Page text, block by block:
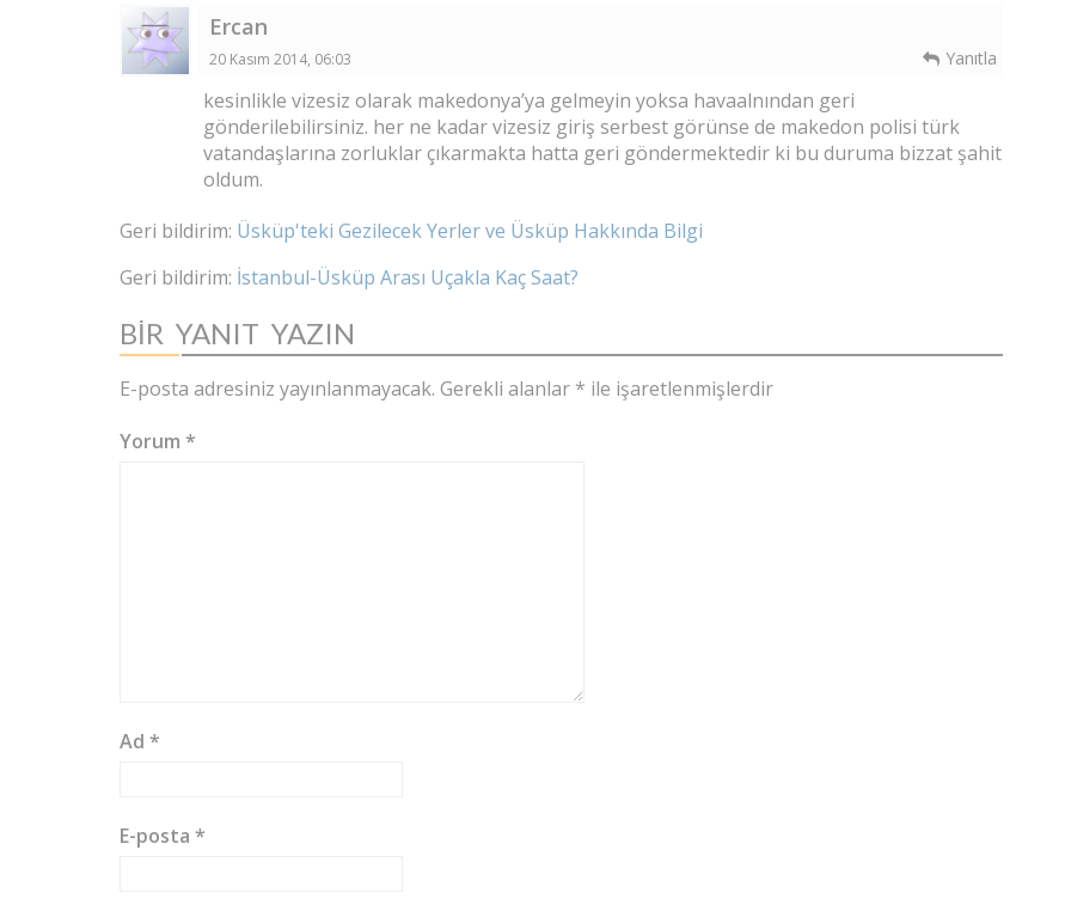
Ercan
20 Kasım 2014, 06:03
kesinlikle vizesiz olarak makedonya’ya gelmeyin yoksa havaalnından geri
gönderilebilirsiniz. her ne kadar vizesiz giriş serbest görünse de makedon polisi türk
vatandaşlarına zorluklar çıkarmakta hatta geri göndermektedir ki bu duruma bizzat şahit
oldum.
Yanıtla
Geri bildirim: Üsküp'teki Gezilecek Yerler ve Üsküp Hakkında Bilgi
Geri bildirim: İstanbul-Üsküp Arası Uçakla Kaç Saat?
BIR YANIT YAZIN
E-posta adresiniz yayınlanmayacak. Gerekli alanlar * ile işaretlenmişlerdir
Yorum *
Ad *
E-posta *